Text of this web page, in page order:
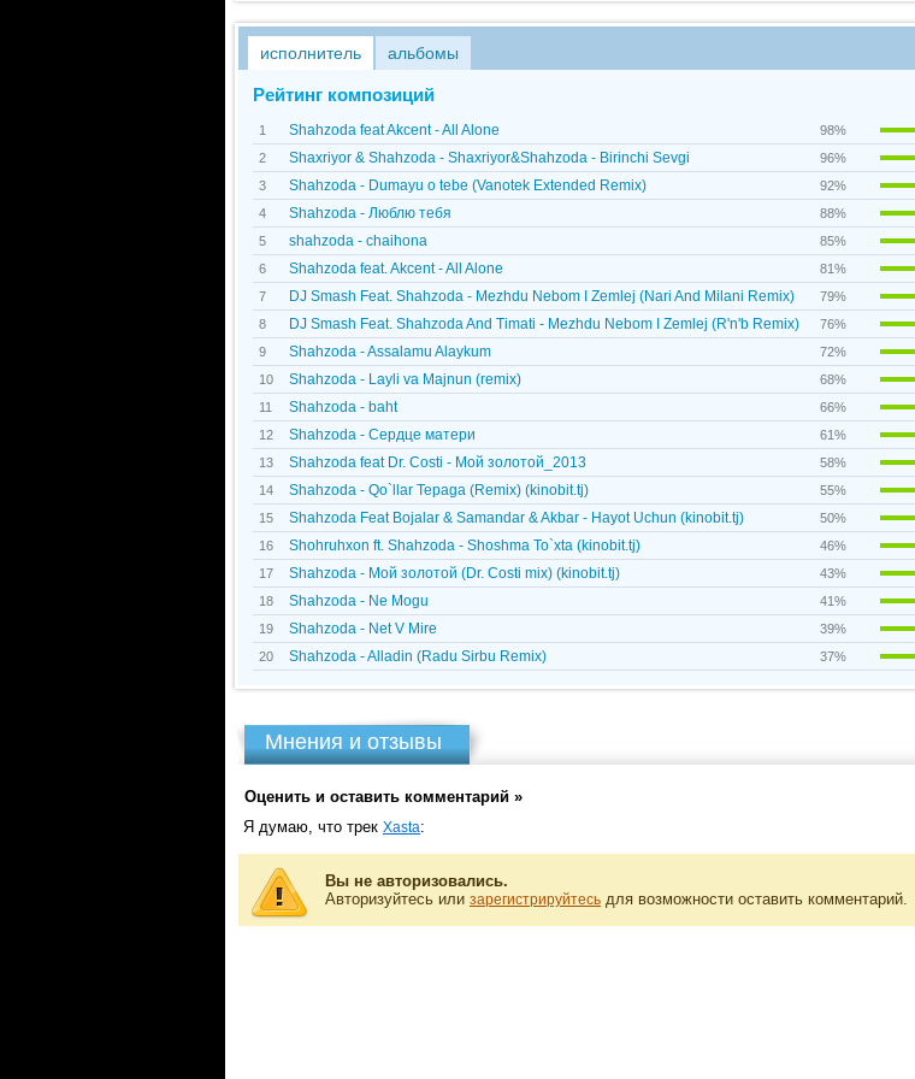
исполнитель альбомы
Рейтинг композиций
1 Shahzoda feat Akcent - All Alone
98%
2
Shaxriyor & Shahzoda - Shaxriyor&Shahzoda - Birinchi Sevgi
96%
3
Shahzoda - Dumayu o tebe (Vanotek Extended Remix)
92%
4
Shahzoda - Люблю тебя
88%
5
shahzoda - chaihona
85%
6
Shahzoda feat. Akcent - All Alone
81%
7
DJ Smash Feat. Shahzoda - Mezhdu Nebom I Zemlej (Nari And Milani Remix)
79%
8
DJ Smash Feat. Shahzoda And Timati - Mezhdu Nebom I Zemlej (R'n'b Remix)
76%
9
Shahzoda - Assalamu Alaykum
72%
10
Shahzoda - Layli va Majnun (remix)
68%
11
Shahzoda - baht
66%
12
Shahzoda - Сердце матери
61%
13
Shahzoda feat Dr. Costi - Мой золотой_2013
58%
14
Shahzoda - Qo`llar Tepaga (Remix) (kinobit.tj)
55%
15
Shahzoda Feat Bojalar & Samandar & Akbar - Hayot Uchun (kinobit.tj)
50%
16
Shohruhxon ft. Shahzoda - Shoshma To`xta (kinobit.tj)
46%
17
Shahzoda - Мой золотой (Dr. Costi mix) (kinobit.tj)
43%
18
Shahzoda - Ne Mogu
41%
19
Shahzoda - Net V Mire
39%
20
Shahzoda - Alladin (Radu Sirbu Remix) 37%
Мнения и отзывы
Оценить и оставить комментарий »
Я думаю, что трек Xasta:
Вы не авторизовались.
Авторизуйтесь или зарегистрируйтесь для возможности оставить комментарий.